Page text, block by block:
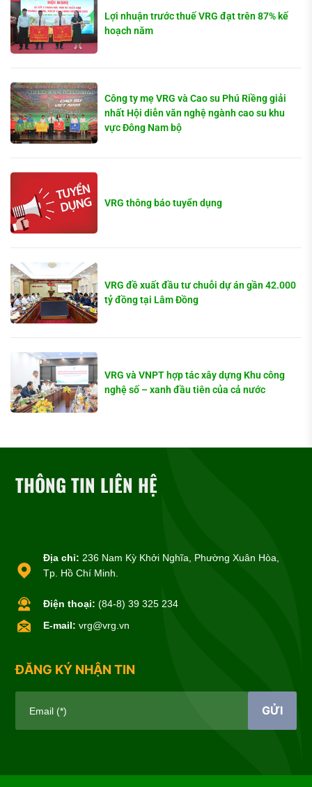
Lợi nhuận trước thuế VRG đạt trên 87% kế
hoạch năm
Công ty mẹ VRG và Cao su Phú Riềng giải
nhất Hội diễn văn nghệ ngành cao su khu
vực Đông Nam bộ
VRG thông báo tuyển dụng
VRG đề xuất đầu tư chuỗi dự án gần 42.000
tỷ đồng tại Lâm Đồng
VRG và VNPT hợp tác xây dựng Khu công
nghệ số – xanh đầu tiên của cả nước
THÔNG TIN LIÊN HỆ
Địa chỉ: 236 Nam Kỳ Khởi Nghĩa, Phường Xuân Hòa,
Tp. Hồ Chí Minh.
Điện thoại: (84-8) 39 325 234
E-mail: vrg@vrg.vn
ĐĂNG KÝ NHẬN TIN
Email (*) GỬI